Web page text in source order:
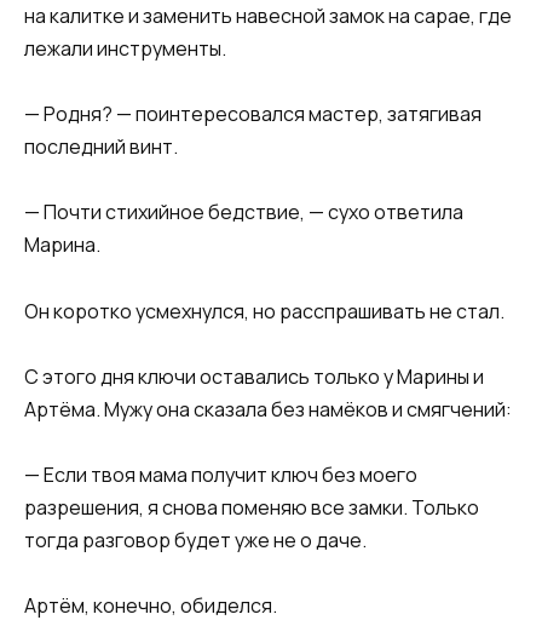
на калитке и заменить навесной замок на сарае, где
лежали инструменты.
— Родня? — поинтересовался мастер, затягивая
последний винт.
— Почти стихийное бедствие, — сухо ответила
Марина.
Он коротко усмехнулся, но расспрашивать не стал.
С этого дня ключи оставались только у Марины и
Артёма. Мужу она сказала без намёков и смягчений:
— Если твоя мама получит ключ без моего
разрешения, я снова поменяю все замки. Только
тогда разговор будет уже не о даче.
Артём, конечно, обиделся.